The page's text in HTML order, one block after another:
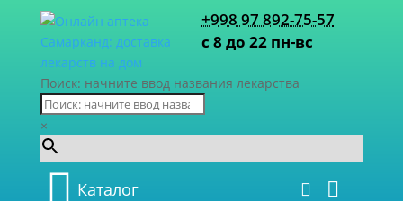
+998 97 892-75-57
с 8 до 22 пн-вс
Поиск: начните ввод названия лекарства
×
Каталог